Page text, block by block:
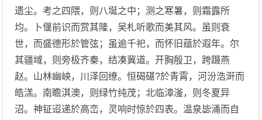
遗尘。考之四隈，则八埏之中；测之寒暑，则霜露所
均。卜偃前识而赏其隆，吴札听歌而美其风。虽则衰
世，而盛德形於管弦；虽逾千祀，而怀旧蕴於遐年。尔
其疆域，则旁极齐秦，结凑冀道。开胸殷卫，跨蹑燕
赵。山林幽岟，川泽回缭。恒碣碪?於青霄，河汾浩涆而
皓溔。南瞻淇澳，则绿竹纯茂；北临漳滏，则冬夏异
沼。神钲迢递於高峦，灵响时惊於四表。温泉毖涌而自